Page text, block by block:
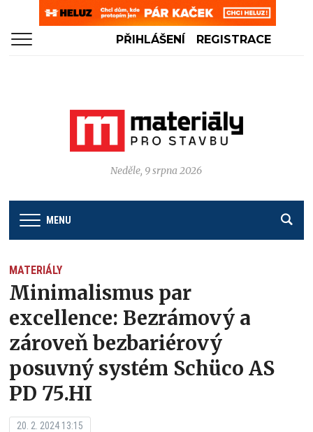
PŘIHLÁŠENÍ REGISTRACE
Neděle, 9 srpna 2026
MENU
MATERIÁLY
Minimalismus par
excellence: Bezrámový a
zároveň bezbariérový
posuvný systém Schüco AS
PD 75.HI
20. 2. 2024 13:15